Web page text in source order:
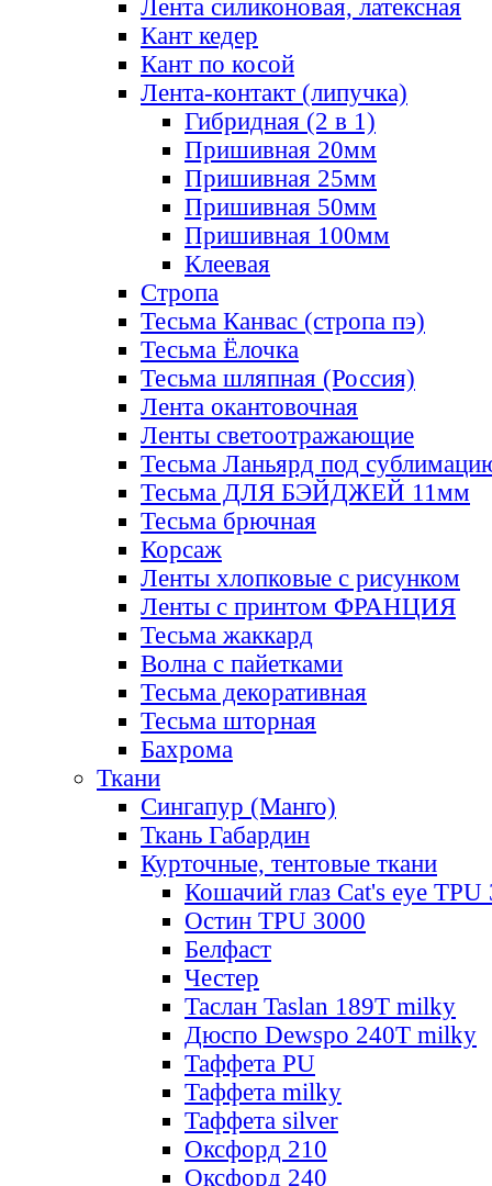
Лента силиконовая, латексная
Кант кедер
Кант по косой
Лента-контакт (липучка)
Гибридная (2 в 1)
Пришивная 20мм
Пришивная 25мм
Пришивная 50мм
Пришивная 100мм
Клеевая
Стропа
Тесьма Канвас (стропа пэ)
Тесьма Ёлочка
Тесьма шляпная (Россия)
Лента окантовочная
Ленты светоотражающие
Тесьма Ланьярд под
Тесьма ДЛЯ БЭЙДЖЕЙ 11мм
Тесьма брючная
Корсаж
Ленты хлопковые с рисунком
Ленты с принтом ФРАНЦИЯ
Тесьма жаккард
Волна с пайетками
Тесьма декоративная
Тесьма шторная
Бахрома
Ткани
Сингапур (Манго)
Ткань Габардин
Курточные, тентовые ткани
Кошачий глаз Cat's eye TPU
Остин TPU 3000
Белфаст
Честер
Таслан Taslan 189T milky
Дюспо Dewspo 240T milky
Таффета PU
Таффета milky
Таффета silver
Оксфорд 210
Оксфорд 240